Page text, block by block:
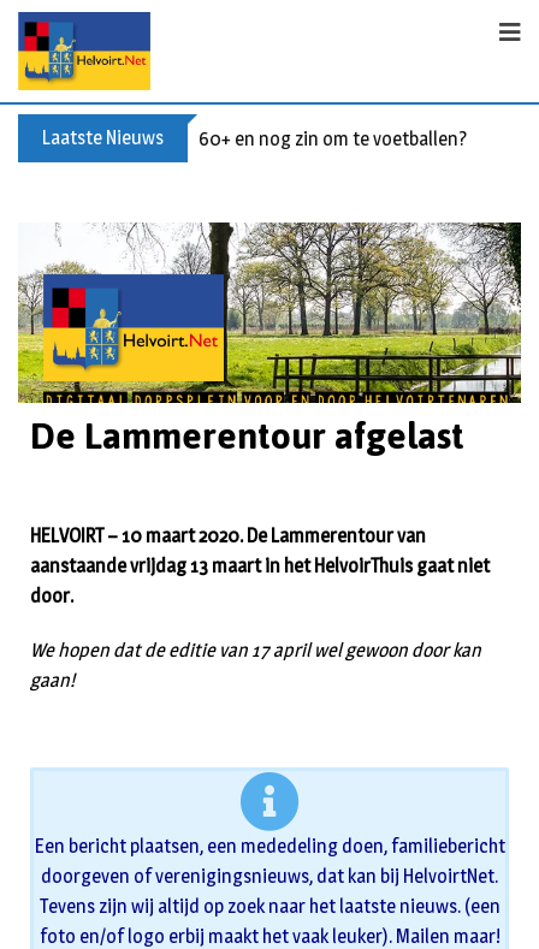
Laatste Nieuws 60+ en nog zin om te voetballen? Kom
De Lammerentour afgelast
HELVOIRT – 10 maart 2020. De Lammerentour van
aanstaande vrijdag 13 maart in het HelvoirThuis gaat niet
door.
We hopen dat de editie van 17 april wel gewoon door kan
gaan!
Een bericht plaatsen, een mededeling doen, familiebericht
doorgeven of verenigingsnieuws, dat kan bij HelvoirtNet.
Tevens zijn wij altijd op zoek naar het laatste nieuws. (een
foto en/of logo erbij maakt het vaak leuker). Mailen maar!